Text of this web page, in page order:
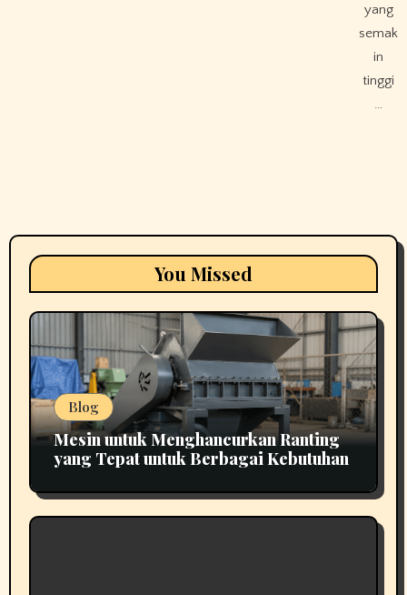
yang
semak
in
tinggi
…
You Missed
Blog
Mesin untuk Menghancurkan Ranting
yang Tepat untuk Berbagai Kebutuhan